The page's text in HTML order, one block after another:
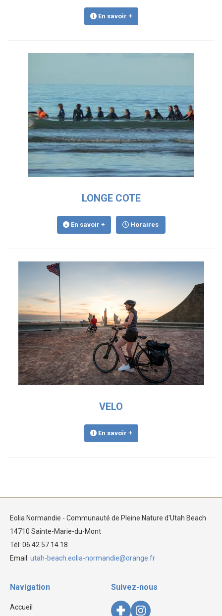
En savoir +
LONGE COTE
En savoir + Horaires
VELO
En savoir +
Eolia Normandie - Communauté de Pleine Nature d'Utah Beach
14710 Sainte-Marie-du-Mont
Tél: 06 42 57 14 18
Email: utah-beach.eolia-normandie@orange.fr
Navigation
Accueil
Suivez-nous